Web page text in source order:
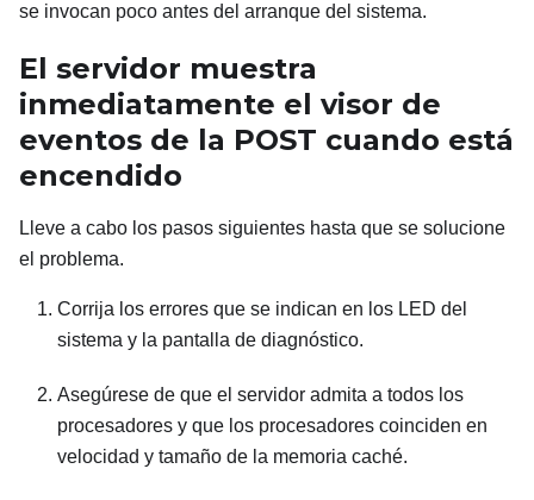
se invocan poco antes del arranque del sistema.
El servidor muestra
inmediatamente el visor de
eventos de la POST cuando está
encendido
Lleve a cabo los pasos siguientes hasta que se solucione
el problema.
Corrija los errores que se indican en los LED del
sistema y la pantalla de diagnóstico.
Asegúrese de que el servidor admita a todos los
procesadores y que los procesadores coinciden en
velocidad y tamaño de la memoria caché.